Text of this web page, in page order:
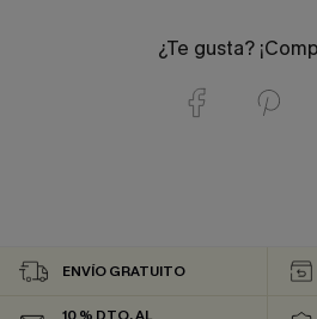
¿Te gusta?
ENVÍO GRATUITO
10 % DTO. AL